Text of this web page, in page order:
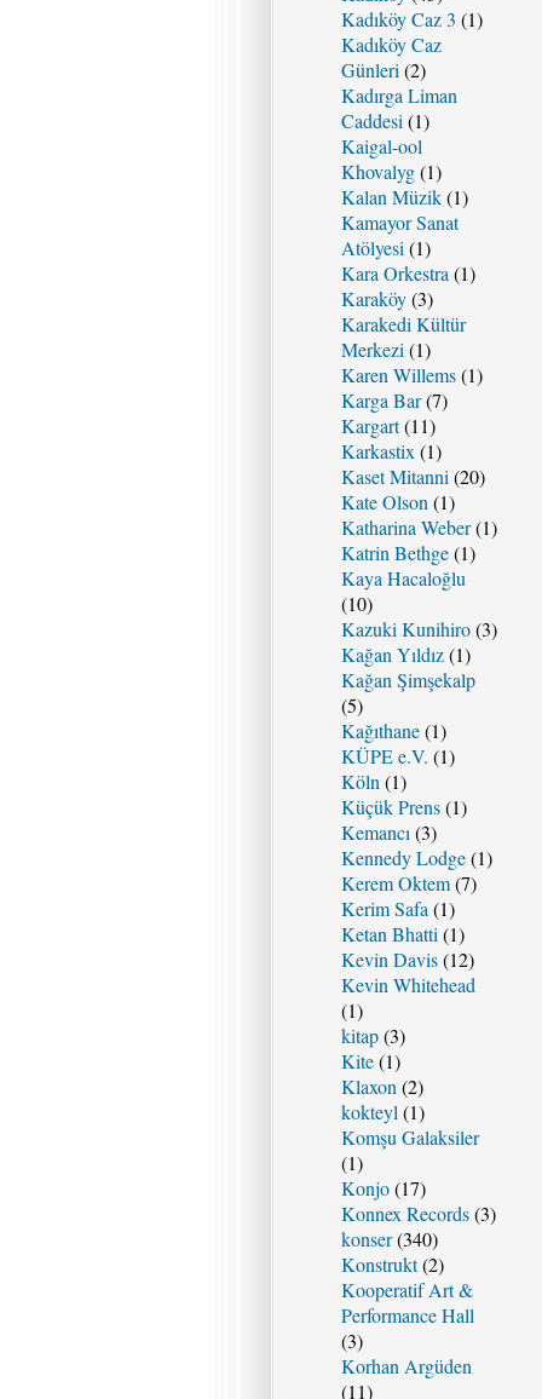
Kadıköy Caz 3 (1)
Kadıköy Caz
Günleri (2)
Kadırga Liman
Caddesi (1)
Kaigal-ool
Khovalyg(1)
Kalan Müzik(1)
Kamayor Sanat
Atölyesi (1)
Kara Orkestra (1)
Karaköy(3)
Karakedi Kültür
Merkezi (1)
Karen Willems(1)
Karga Bar(7)
Kargart(11)
Karkastix (1)
Kaset Mitanni (20)
Kate Olson (1)
Katharina Weber(1)
Katrin Bethge(1)
Kaya Hacaloğlu
(10)
Kazuki Kunihiro(3)
Kağan Yıldız(1)
Kağan Şimşekalp
(5)
Kağıthane(1)
KÜPE e.V. (1)
Köln (1)
Küçük Prens(1)
Kemancı (3)
Kennedy Lodge(1)
Kerem Oktem(7)
Kerim Safa (1)
Ketan Bhatti (1)
Kevin Davis(12)
Kevin Whitehead
(1)
kitap(3)
Kite(1)
Klaxon (2)
kokteyl (1)
Komşu Galaksiler
(1)
Konjo(17)
Konnex Records(3)
konser(340)
Konstrukt(2)
Kooperatif Art &
Performance Hall
(3)
Korhan Argüden
(11)